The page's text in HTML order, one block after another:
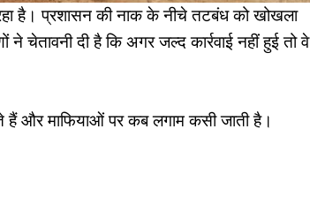
है। प्रशासन की नाक के नीचे तटबंध को खोखला
ने चेतावनी दी है कि अगर जल्द कार्रवाई नहीं हुई तो वे
और माफियाओं पर कब लगाम कसी जाती है।